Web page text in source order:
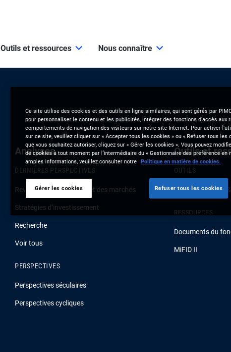
Outils et ressources Nous connaître
Analyses
DERNIÈRES PERSPECTIVES
Revue de la conjoncture et des marchés
Stratégies d’investissement
Recherche
Voir tous
PERSPECTIVES
Perspectives séculaires
Perspectives cycliques
Outils et
OUTILS
Clients Solutions
RESSOURCES
Documents du
MiFID II
Ce site utilise des cookies et des outils en ligne similaires, qui sont gérés par
pour personnaliser le contenu et les publicités, intégrer des fonctions d’accès aux
comportements de navigation des visiteurs sur notre site Internet. Pour activer
sur ce site, veuillez cliquer sur « Accepter tous les cookies » ou « Refuser tous les
que vous souhaitez autoriser, cliquez sur « Gérer les cookies ». Vous pouvez
de cookies à tout moment par l’intermédiaire du « Gestionnaire des préférence en
amples informations, veuillez consulter notre Politique en matière de cookies.
Gérer les cookies Refuser tous les cookies